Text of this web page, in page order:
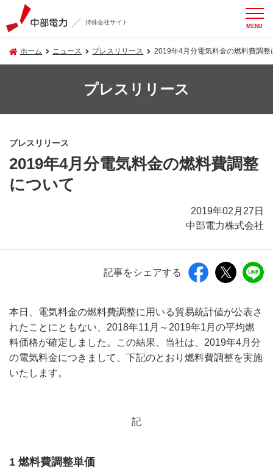
持株会社サイト MENU
ホーム ニュース プレスリリース 2019年4月分電気料金の燃料費調整
プレスリリース
プレスリリース
2019年4月分電気料金の燃料費調整
について
2019年02月27日
中部電力株式会社
記事をシェアする
本日、電気料金の燃料費調整に用いる貿易統計値が公表さ
れたことにともない、2018年11月～2019年1月の平均燃
料価格が確定しました。この結果、当社は、2019年4月分
の電気料金につきまして、下記のとおり燃料費調整を実施
いたします。
記
1 燃料費調整単価